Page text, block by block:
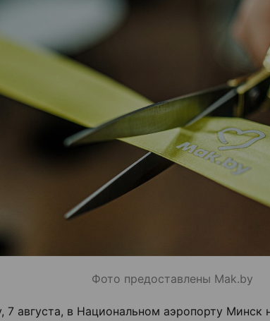
Фото предоставлены Mak.by
7 августа, в Национальном аэропорту Минск